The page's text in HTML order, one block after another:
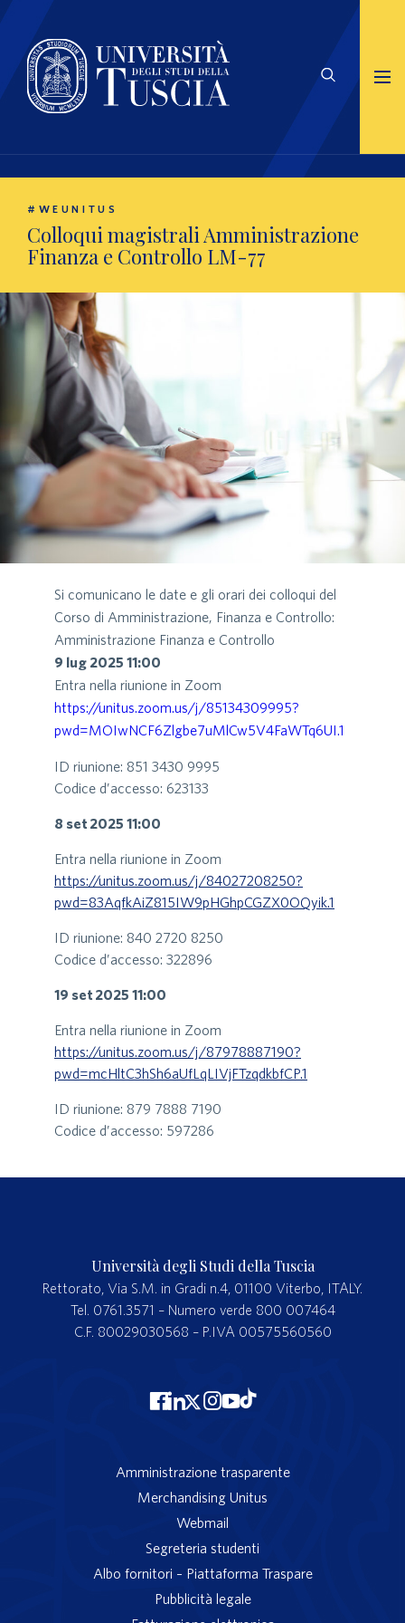
#WEUNITUS
Colloqui magistrali Amministrazione
Finanza e Controllo LM-77
Si comunicano le date e gli orari dei colloqui del
Corso di Amministrazione, Finanza e Controllo:
Amministrazione Finanza e Controllo
9 lug 2025 11:00
Entra nella riunione in Zoom
https://unitus.zoom.us/j/85134309995?
pwd=MOIwNCF6Zlgbe7uMlCw5V4FaWTq6UI.1
ID riunione: 851 3430 9995
Codice d’accesso: 623133
8 set 2025 11:00
Entra nella riunione in Zoom
https://unitus.zoom.us/j/84027208250?
pwd=83AqfkAiZ815IW9pHGhpCGZX0OQyik.1
ID riunione: 840 2720 8250
Codice d’accesso: 322896
19 set 2025 11:00
Entra nella riunione in Zoom
https://unitus.zoom.us/j/87978887190?
pwd=mcHltC3hSh6aUfLqLIVjFTzqdkbfCP.1
ID riunione: 879 7888 7190
Codice d’accesso: 597286
Università degli Studi della Tuscia
Rettorato, Via S.M. in Gradi n.4, 01100 Viterbo, ITALY.
Tel. 0761.3571 – Numero verde 800 007464
C.F. 80029030568 – P.IVA 00575560560
Amministrazione trasparente
Merchandising Unitus
Webmail
Segreteria studenti
Albo fornitori – Piattaforma Traspare
Pubblicità legale